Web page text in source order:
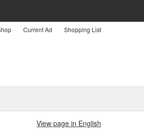
Current Ad Shopping List
View page in English